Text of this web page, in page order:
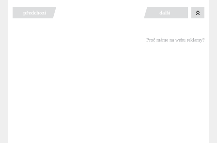
předchozí další
Proč máme na webu reklamy?